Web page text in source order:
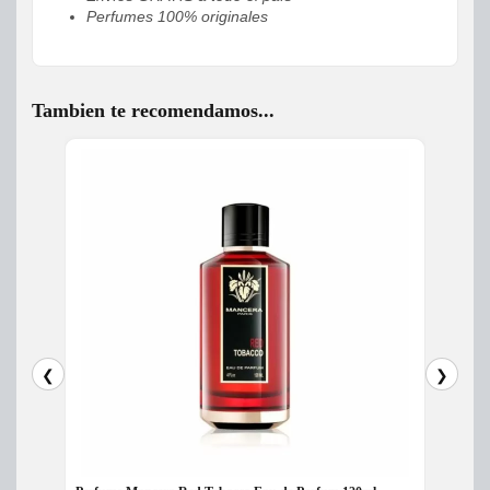
Perfumes 100% originales
Tambien te recomendamos...
❮ ❯